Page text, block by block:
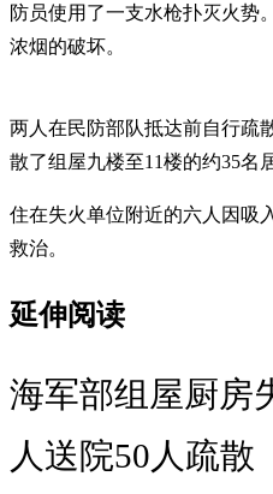
防员使用了一支水枪扑灭火势
浓烟的破坏。
两人在民防部队抵达前自行疏
散了组屋九楼至11楼的约35名
住在失火单位附近的六人因吸
救治。
延伸阅读
海军部组屋厨房
人送院50人疏散